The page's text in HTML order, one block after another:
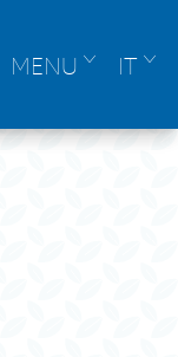
MENU IT